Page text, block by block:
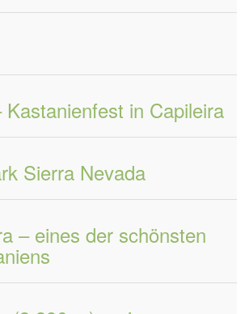
Kastanienfest in Capileira
Sierra Nevada
– eines der schönsten